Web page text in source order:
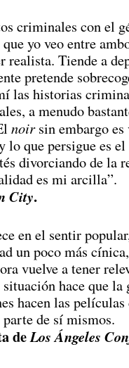
criminales con el
yo veo entre
Tiende a
pretende
las historias
a menudo
noirsin embargo es
lo que persigue es
divorciando de la
es mi arcilla”.
City.
en el sentir
un poco más
vuelve a tener
hace que la
hacen las películas
de sí mismos.
deLos Ángeles